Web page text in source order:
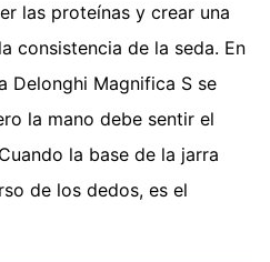
las proteínas y crear una
consistencia de la seda. En
Delonghi Magnifica S se
la mano debe sentir el
la base de la jarra
de los dedos, es el